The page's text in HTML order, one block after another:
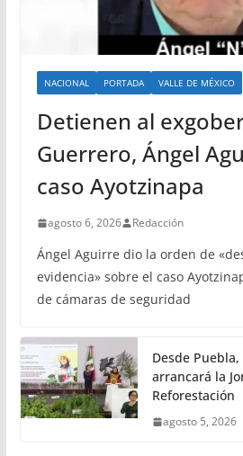
NACIONAL PORTADA VALLE DE MÉXICO
Detienen al
Guerrero, Ángel
caso Ayotzinapa
agosto 6, 2026 Redacción
Ángel Aguirre dio la orden de
evidencia» sobre el caso
de cámaras de seguridad
Desde
arrancará la
Reforestación
agosto 5, 2026